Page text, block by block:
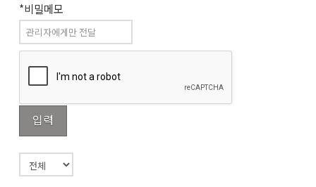
*비밀메모